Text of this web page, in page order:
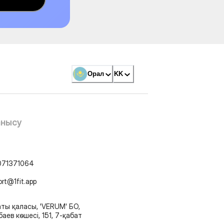
Орал KK
қаласы, 'VERUM' БО,
көшесі, 151, 7-қабат